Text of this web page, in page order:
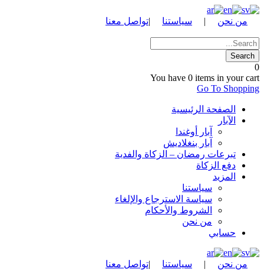
من نحن | سياستنا |تواصل معنا
0
You have 0 items in your cart
Go To Shopping
الصفحة الرئيسية
الآبار
آبار أوغندا
آبار بنغلاديش
تبرعات رمضان – الزكاة والفدية
دفع الزكاة
المزيد
سياستنا
سياسة الاسترجاع والإلغاء
الشروط والأحكام
من نحن
حسابي
من نحن | سياستنا |تواصل معنا